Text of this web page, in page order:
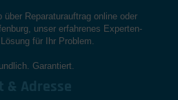
Reparaturauftrag online oder
unser erfahrenes Experten-
für Ihr Problem.
Garantiert.
& Adresse